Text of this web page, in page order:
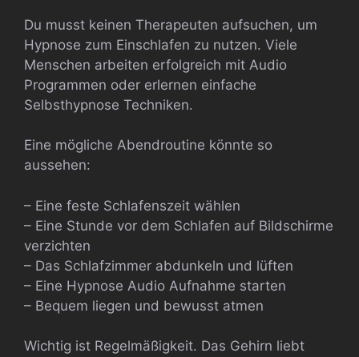
Du musst keinen Therapeuten aufsuchen, um
Hypnose zum Einschlafen zu nutzen. Viele
Menschen arbeiten erfolgreich mit Audio
Programmen oder erlernen einfache
Selbsthypnose Techniken.
Eine mögliche Abendroutine könnte so
aussehen:
– Eine feste Schlafenszeit wählen
– Eine Stunde vor dem Schlafen auf Bildschirme
verzichten
– Das Schlafzimmer abdunkeln und lüften
– Eine Hypnose Audio Aufnahme starten
– Bequem liegen und bewusst atmen
Wichtig ist Regelmäßigkeit. Das Gehirn liebt